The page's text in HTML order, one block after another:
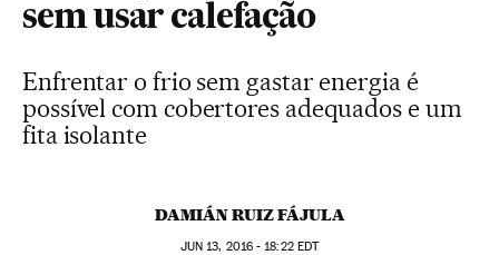
sem usar calefação
Enfrentar o frio sem gastar energia é
possível com cobertores adequados e um
fita isolante
DAMIÁN RUIZ FÁJULA
JUN 13, 2016 - 18:22EDT